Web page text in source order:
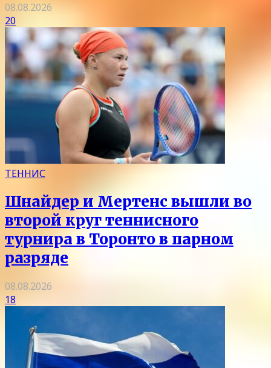
08.08.2026
20
ТЕННИС
Шнайдер и Мертенс вышли во
второй круг теннисного
турнира в Торонто в парном
разряде
08.08.2026
18